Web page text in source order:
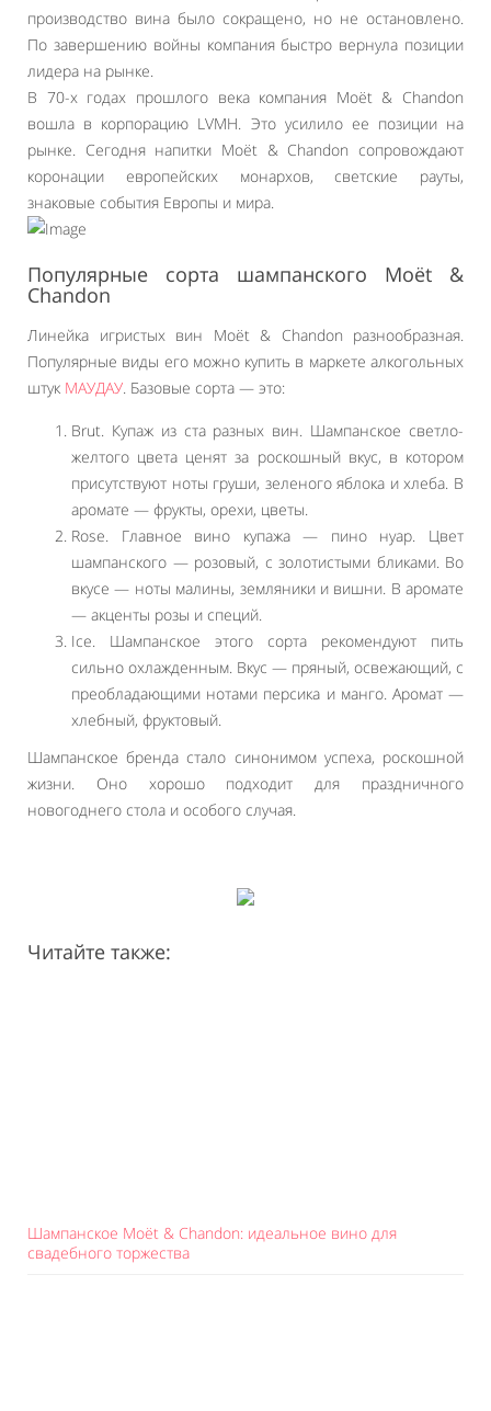
производство вина было сокращено, но не остановлено.
По завершению войны компания быстро вернула позиции
лидера на рынке.
В 70-х годах прошлого века компания Moët & Chandon
вошла в корпорацию LVMH. Это усилило ее позиции на
рынке. Сегодня напитки Moët & Chandon сопровождают
коронации европейских монархов, светские рауты,
знаковые события Европы и мира.
Популярные сорта шампанского Moët &
Chandon
Линейка игристых вин Moët & Chandon разнообразная.
Популярные виды его можно купить в маркете алкогольных
штук МАУДАУ. Базовые сорта — это:
Brut. Купаж из ста разных вин. Шампанское светло-
желтого цвета ценят за роскошный вкус, в котором
присутствуют ноты груши, зеленого яблока и хлеба. В
аромате — фрукты, орехи, цветы.
Rose. Главное вино купажа — пино нуар. Цвет
шампанского — розовый, с золотистыми бликами. Во
вкусе — ноты малины, земляники и вишни. В аромате
— акценты розы и специй.
Ice. Шампанское этого сорта рекомендуют пить
сильно охлажденным. Вкус — пряный, освежающий, с
преобладающими нотами персика и манго. Аромат —
хлебный, фруктовый.
Шампанское бренда стало синонимом успеха, роскошной
жизни. Оно хорошо подходит для праздничного
новогоднего стола и особого случая.
Читайте также:
Шампанское Moët & Chandon: идеальное вино для
свадебного торжества